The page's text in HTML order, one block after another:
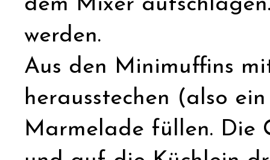
dem Mixer
werden.
Aus den Minimuffins
herausstechen (also
Marmelade füllen. Die